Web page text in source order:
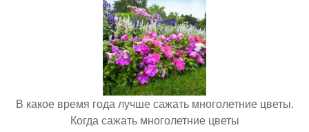
В какое время года лучше сажать многолетние цветы.
Когда сажать многолетние цветы